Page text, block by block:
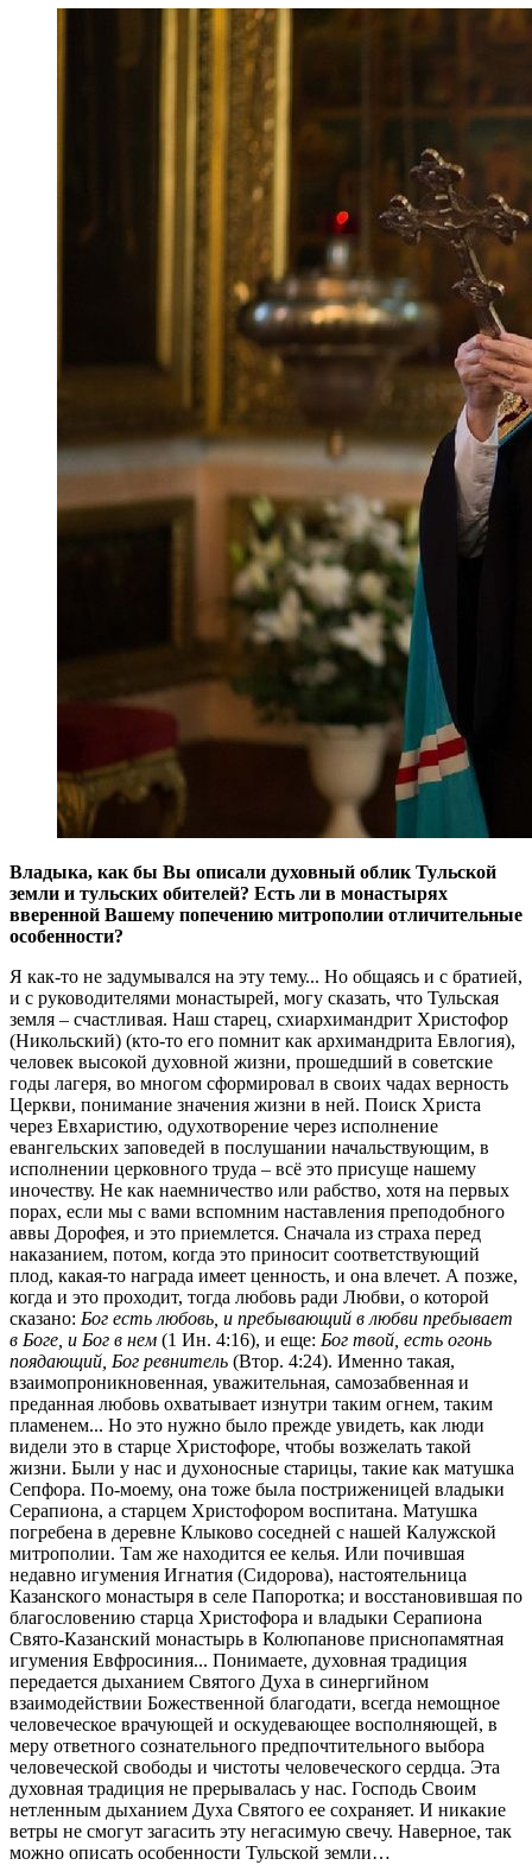
Владыка, как бы Вы описали духовный облик Тульской
земли и тульских обителей? Есть ли в монастырях
вверенной Вашему попечению митрополии отличительные
особенности?
Я как-то не задумывался на эту тему... Но общаясь и с братией,
и с руководителями монастырей, могу сказать, что Тульская
земля – счастливая. Наш старец, схиархимандрит Христофор
(Никольский) (кто-то его помнит как архимандрита Евлогия),
человек высокой духовной жизни, прошедший в советские
годы лагеря, во многом сформировал в своих чадах верность
Церкви, понимание значения жизни в ней. Поиск Христа
через Евхаристию, одухотворение через исполнение
евангельских заповедей в послушании начальствующим, в
исполнении церковного труда – всё это присуще нашему
иночеству. Не как наемничество или рабство, хотя на первых
порах, если мы с вами вспомним наставления преподобного
аввы Дорофея, и это приемлется. Сначала из страха перед
наказанием, потом, когда это приносит соответствующий
плод, какая-то награда имеет ценность, и она влечет. А позже,
когда и это проходит, тогда любовь ради Любви, о которой
сказано: Бог есть любовь, и пребывающий в любви пребывает
в Боге, и Бог в нем (1 Ин. 4:16), и еще: Бог твой, есть огонь
поядающий, Бог ревнитель (Втор. 4:24). Именно такая,
взаимопроникновенная, уважительная, самозабвенная и
преданная любовь охватывает изнутри таким огнем, таким
пламенем... Но это нужно было прежде увидеть, как люди
видели это в старце Христофоре, чтобы возжелать такой
жизни. Были у нас и духоносные старицы, такие как матушка
Сепфора. По-моему, она тоже была постриженицей владыки
Серапиона, а старцем Христофором воспитана. Матушка
погребена в деревне Клыково соседней с нашей Калужской
митрополии. Там же находится ее келья. Или почившая
недавно игумения Игнатия (Сидорова), настоятельница
Казанского монастыря в селе Папоротка; и восстановившая по
благословению старца Христофора и владыки Серапиона
Свято-Казанский монастырь в Колюпанове приснопамятная
игумения Евфросиния... Понимаете, духовная традиция
передается дыханием Святого Духа в синергийном
взаимодействии Божественной благодати, всегда немощное
человеческое врачующей и оскудевающее восполняющей, в
меру ответного сознательного предпочтительного выбора
человеческой свободы и чистоты человеческого сердца. Эта
духовная традиция не прерывалась у нас. Господь Своим
нетленным дыханием Духа Святого ее сохраняет. И никакие
ветры не смогут загасить эту негасимую свечу. Наверное, так
можно описать особенности Тульской земли…